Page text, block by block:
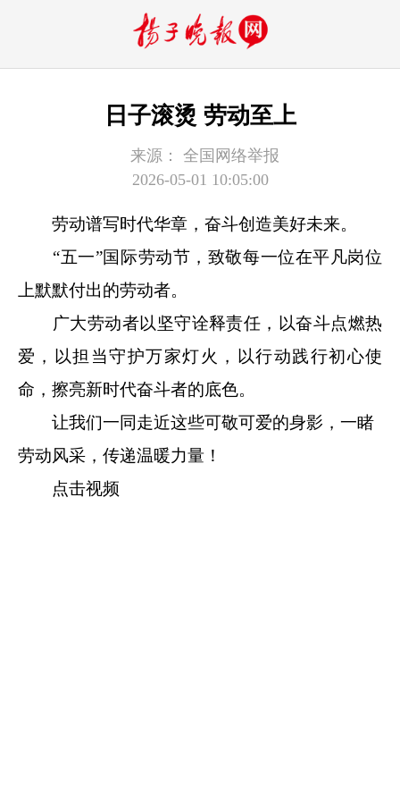
日子滚烫 劳动至上
来源：
全国网络举报
2026-05-01 10:05:00
劳动谱写时代华章，奋斗创造美好未来。
“五一”国际劳动节， 致敬每一位在平凡岗位
上默默付出的劳动者。
广大劳动者以坚守诠释责任，以奋斗点燃热
爱，以担当守护万家灯火，以行动践行初心使
命，擦亮新时代奋斗者的底色。
让我们一同走近这些可敬可爱的身影，一睹
劳动风采，传递温暖力量！
点击视频